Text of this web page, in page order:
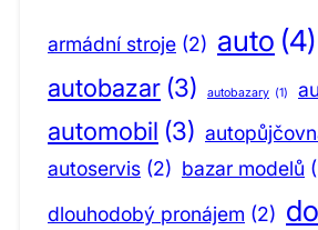
armádní stroje (2) auto (4)
autobazar (3) autobazary (1)
automobil (3)
autoservis (2) bazar modelů
dlouhodobý pronájem (2)